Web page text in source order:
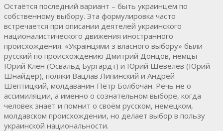
Остаётся последний вариант – быть украинцем по
собственному выбору. Эта формулировка часто
встречается при описании деятелей украинского
националистического движения иностранного
происхождения. «Украiнцями з власного выбору» были
русский по происхождению Дмитрий Донцов, немцы
Юрий Клён (Освальд Бургардт) и Юрий Шевелёв (Юрий
Шнайдер), поляки Вацлав Липинский и Андрей
Шептицкий, молдаванин Пётр Болбочан. Речь не о
ассимиляции, а именно о сознательном выборе, когда
человек знает и помнит о своём русском, немецком,
молдавском происхождении, но делает выбор в пользу
украинской национальности.